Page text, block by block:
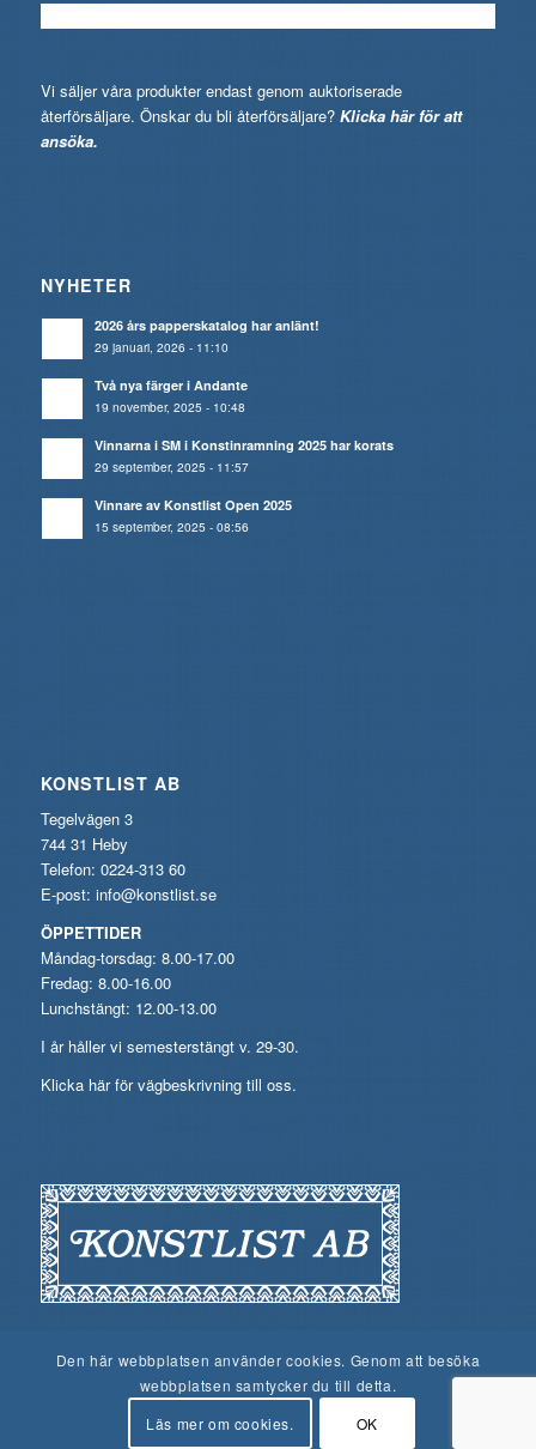
Vi säljer våra produkter endast genom auktoriserade
återförsäljare. Önskar du bli återförsäljare? Klicka här för att
ansöka.
NYHETER
2026 års papperskatalog har anlänt!
29 januari, 2026 - 11:10
Två nya färger i Andante
19 november, 2025 - 10:48
Vinnarna i SM i Konstinramning 2025 har korats
29 september, 2025 - 11:57
Vinnare av Konstlist Open 2025
15 september, 2025 - 08:56
KONSTLIST AB
Tegelvägen 3
744 31 Heby
Telefon: 0224-313 60
E-post: info@konstlist.se
ÖPPETTIDER
Måndag-torsdag: 8.00-17.00
Fredag: 8.00-16.00
Lunchstängt: 12.00-13.00
I år håller vi semesterstängt v. 29-30.
Klicka här för vägbeskrivning till oss.
© Konstlist AB, 2026
Den här webbplatsen använder cookies. Genom att besöka
webbplatsen samtycker du till detta.
Läs mer om cookies.
OK